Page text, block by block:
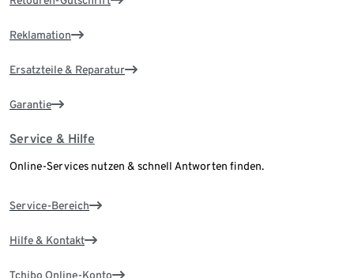
Reklamation
Ersatzteile & Reparatur
Garantie
Service & Hilfe
Online-Services nutzen & schnell Antworten finden.
Service-Bereich
Hilfe & Kontakt
Tchibo Online-Konto